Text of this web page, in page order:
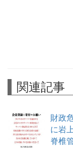
関連記事
財政
に岩
脊椎